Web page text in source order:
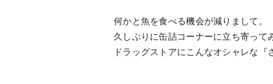
何かと魚を食べる機会が減りまして。
久しぶりに缶詰コーナーに立ち寄って
ドラッグストアにこんなオシャレな